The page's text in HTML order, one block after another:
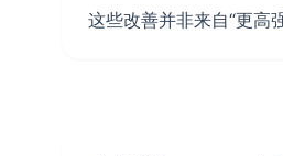
这些改善并非来自“更高